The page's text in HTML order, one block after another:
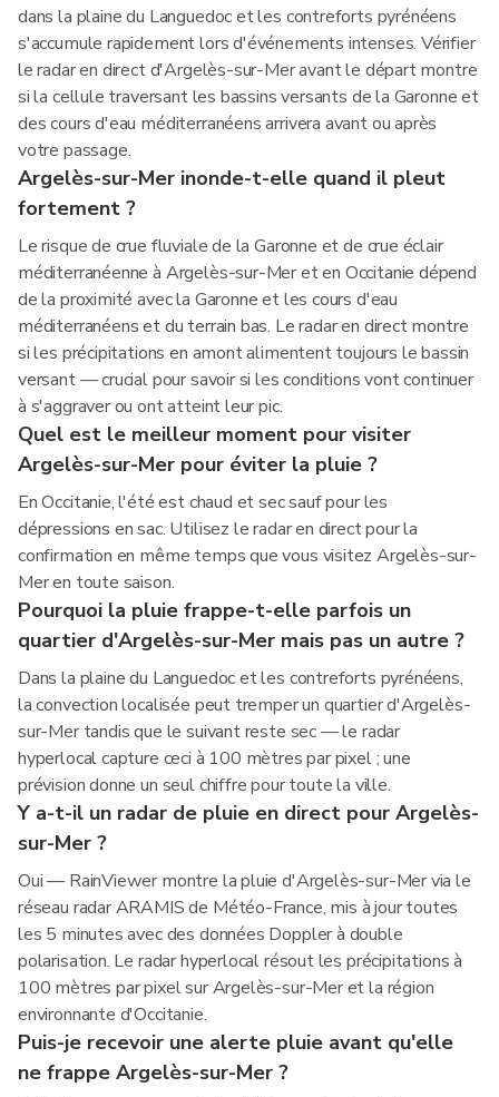
dans la plaine du Languedoc et les contreforts pyrénéens
s'accumule rapidement lors d'événements intenses. Vérifier
le radar en direct d'Argelès-sur-Mer avant le départ montre
si la cellule traversant les bassins versants de la Garonne et
des cours d'eau méditerranéens arrivera avant ou après
votre passage.
Argelès-sur-Mer inonde-t-elle quand il pleut
fortement ?
Le risque de crue fluviale de la Garonne et de crue éclair
méditerranéenne à Argelès-sur-Mer et en Occitanie dépend
de la proximité avec la Garonne et les cours d'eau
méditerranéens et du terrain bas. Le radar en direct montre
si les précipitations en amont alimentent toujours le bassin
versant — crucial pour savoir si les conditions vont continuer
à s'aggraver ou ont atteint leur pic.
Quel est le meilleur moment pour visiter
Argelès-sur-Mer pour éviter la pluie ?
En Occitanie, l'été est chaud et sec sauf pour les
dépressions en sac. Utilisez le radar en direct pour la
confirmation en même temps que vous visitez Argelès-sur-
Mer en toute saison.
Pourquoi la pluie frappe-t-elle parfois un
quartier d'Argelès-sur-Mer mais pas un autre ?
Dans la plaine du Languedoc et les contreforts pyrénéens,
la convection localisée peut tremper un quartier d'Argelès-
sur-Mer tandis que le suivant reste sec — le radar
hyperlocal capture ceci à 100 mètres par pixel ; une
prévision donne un seul chiffre pour toute la ville.
Y a-t-il un radar de pluie en direct pour Argelès-
sur-Mer ?
Oui — RainViewer montre la pluie d'Argelès-sur-Mer via le
réseau radar ARAMIS de Météo-France, mis à jour toutes
les 5 minutes avec des données Doppler à double
polarisation. Le radar hyperlocal résout les précipitations à
100 mètres par pixel sur Argelès-sur-Mer et la région
environnante d'Occitanie.
Puis-je recevoir une alerte pluie avant qu'elle
ne frappe Argelès-sur-Mer ?